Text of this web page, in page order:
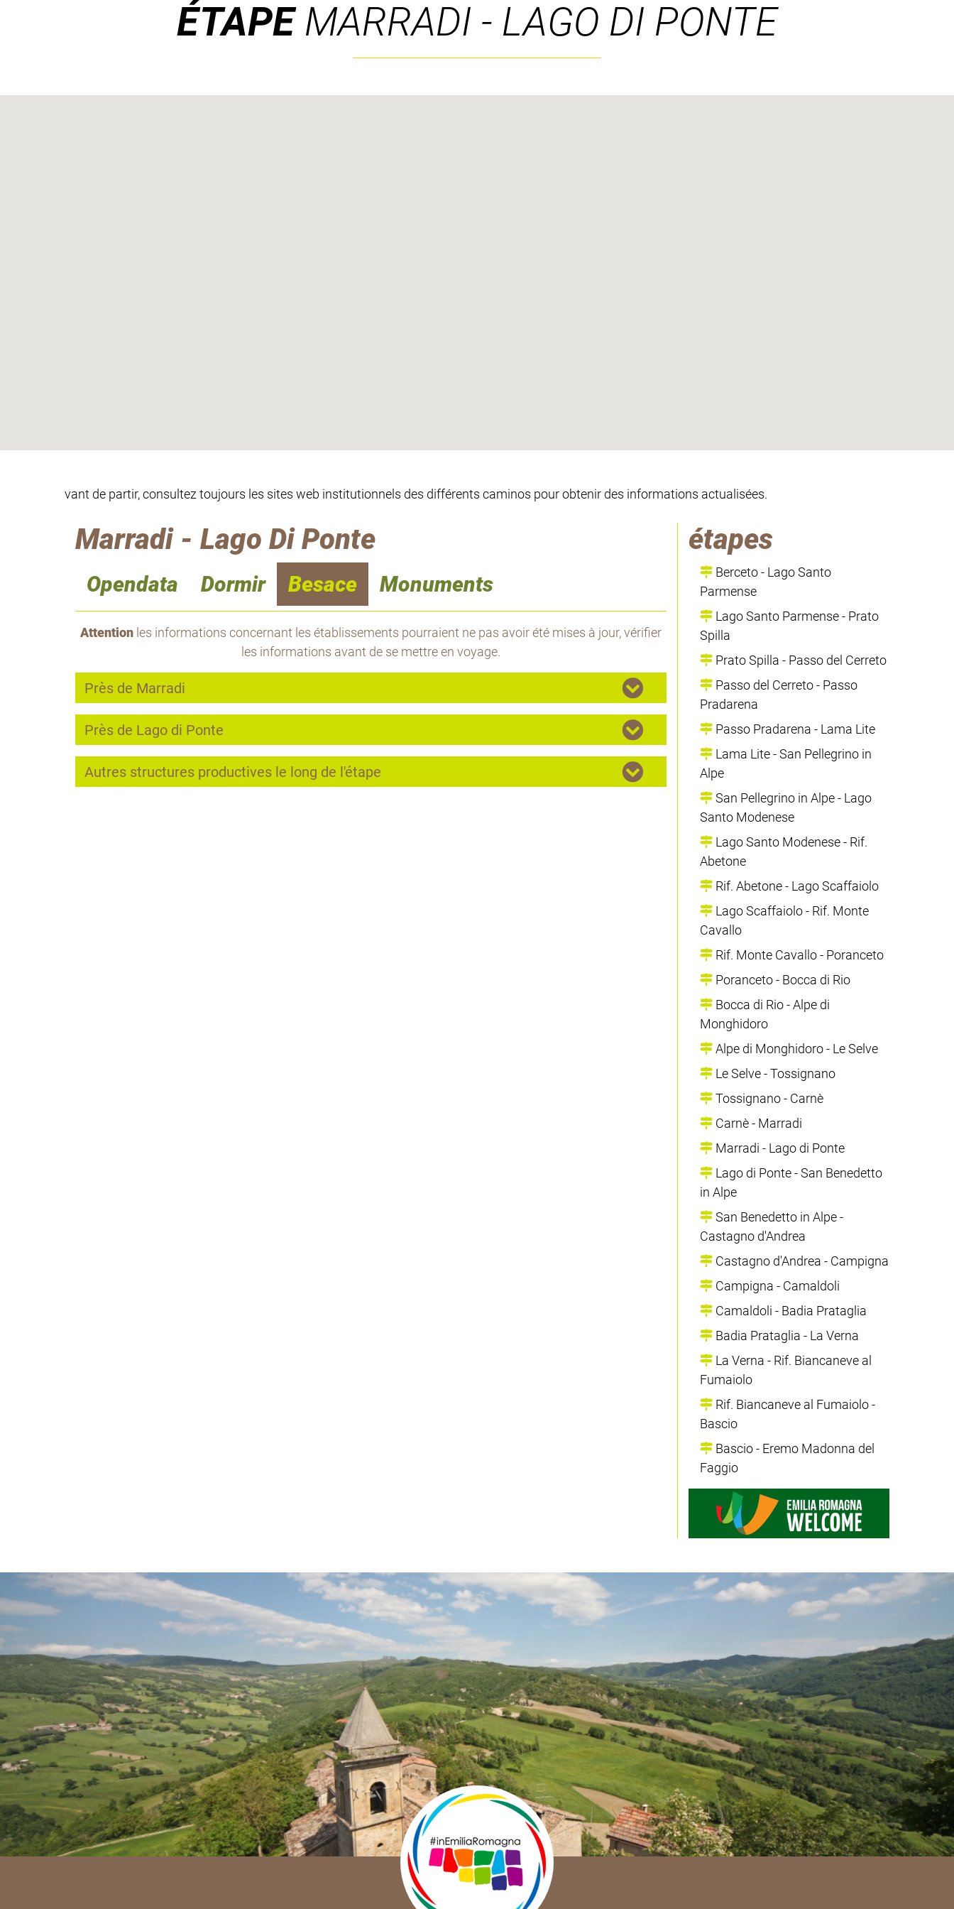
ÉTAPE MARRADI - LAGO DI PONTE
vant de partir, consultez toujours les sites web institutionnels des différents caminos pour obtenir des informations actualisées.
Marradi - Lago Di Ponte
Opendata Dormir Besace Monuments
Attention les informations concernant les établissements pourraient ne pas avoir été mises à jour, vérifier
les informations avant de se mettre en voyage.
Près de Marradi
Près de Lago di Ponte
Autres structures productives le long de l'étape
étapes
Berceto - Lago Santo
Parmense
Lago Santo Parmense - Prato
Spilla
Prato Spilla - Passo del Cerreto
Passo del Cerreto - Passo
Pradarena
Passo Pradarena - Lama Lite
Lama Lite - San Pellegrino in
Alpe
San Pellegrino in Alpe - Lago
Santo Modenese
Lago Santo Modenese - Rif.
Abetone
Rif. Abetone - Lago Scaffaiolo
Lago Scaffaiolo - Rif. Monte
Cavallo
Rif. Monte Cavallo - Poranceto
Poranceto - Bocca di Rio
Bocca di Rio - Alpe di
Monghidoro
Alpe di Monghidoro - Le Selve
Le Selve - Tossignano
Tossignano - Carnè
Carnè - Marradi
Marradi - Lago di Ponte
Lago di Ponte - San Benedetto
in Alpe
San Benedetto in Alpe -
Castagno d'Andrea
Castagno d'Andrea - Campigna
Campigna - Camaldoli
Camaldoli - Badia Prataglia
Badia Prataglia - La Verna
La Verna - Rif. Biancaneve al
Fumaiolo
Rif. Biancaneve al Fumaiolo -
Bascio
Bascio - Eremo Madonna del
Faggio